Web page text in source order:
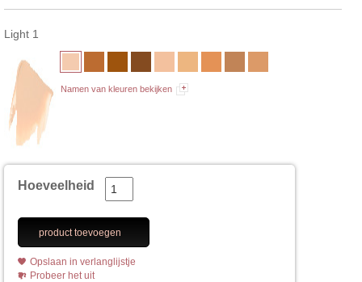
Light 1
Namen van kleuren bekijken
Hoeveelheid
product toevoegen
Opslaan in verlanglijstje
Probeer het uit